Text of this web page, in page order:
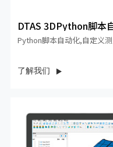
DTAS 3DPython脚本
制...
Python脚本自动化,自定义
了解我们